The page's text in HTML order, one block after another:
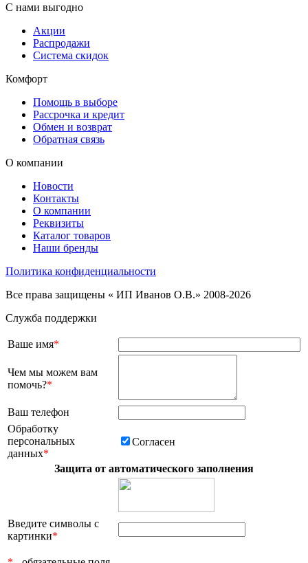
С нами выгодно
Акции
Распродажи
Система скидок
Комфорт
Помощь в выборе
Рассрочка и кредит
Обмен и возврат
Обратная связь
О компании
Новости
Контакты
О компании
Реквизиты
Каталог товаров
Наши бренды
Политика конфиденциальности
Все права защищены « ИП Иванов О.В.» 2008-2026
Служба поддержки
Ваше имя*
Чем мы можем вам
помочь?*
Ваш телефон
Обработку
персональных
данных*
Согласен
Защита от автоматического заполнения
Введите символы с
картинки*